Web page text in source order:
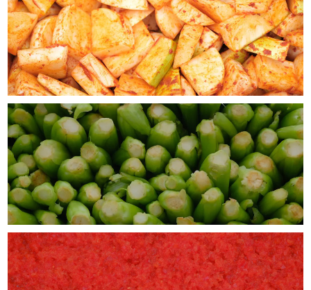
2026/05/21
干しだらのお粥 【疲れた肝臓のためのお粥】（180g）2人前
2026/05/21
四代目醗酵職人／冷麺SET【冷麺2食、醗酵生姜、牡蠣とアワビの熟成醤油タレ】
2026/05/21
アミの塩辛（80g）
2026/05/21